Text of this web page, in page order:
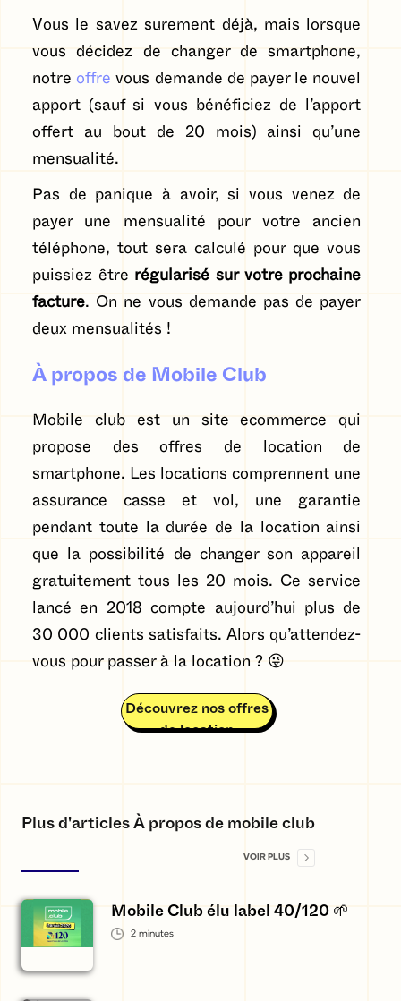
Vous le savez surement déjà, mais lorsque
vous décidez de changer de smartphone,
notre offre vous demande de payer le nouvel
apport (sauf si vous bénéficiez de l’apport
offert au bout de 20 mois) ainsi qu’une
mensualité.
Pas de panique à avoir, si vous venez de
payer une mensualité pour votre ancien
téléphone, tout sera calculé pour que vous
puissiez être régularisé sur votre prochaine
facture. On ne vous demande pas de payer
deux mensualités !
À propos de Mobile Club
Mobile club est un site ecommerce qui
propose des offres de location de
smartphone. Les locations comprennent une
assurance casse et vol, une garantie
pendant toute la durée de la location ainsi
que la possibilité de changer son appareil
gratuitement tous les 20 mois. Ce service
lancé en 2018 compte aujourd’hui plus de
30 000 clients satisfaits. Alors qu’attendez-
vous pour passer à la location ? 😜
Découvrez nos offres
de location
Plus d'articles À propos de mobile club
VOIR PLUS
Mobile Club élu label 40/120 🌱
2 minutes